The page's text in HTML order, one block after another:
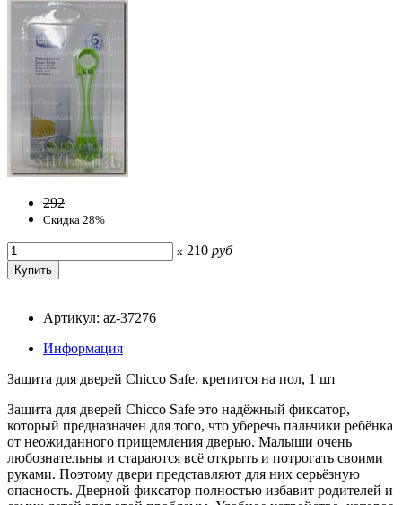
292
Скидка 28%
x 210 руб
Артикул: az-37276
Информация
Защита для дверей Chicco Safe, крепится на пол, 1 шт
Защита для дверей Chicco Safe это надёжный фиксатор,
который предназначен для того, что уберечь пальчики ребёнка
от неожиданного прищемления дверью. Малыши очень
любознательны и стараются всё открыть и потрогать своими
руками. Поэтому двери представляют для них серьёзную
опасность. Дверной фиксатор полностью избавит родителей и